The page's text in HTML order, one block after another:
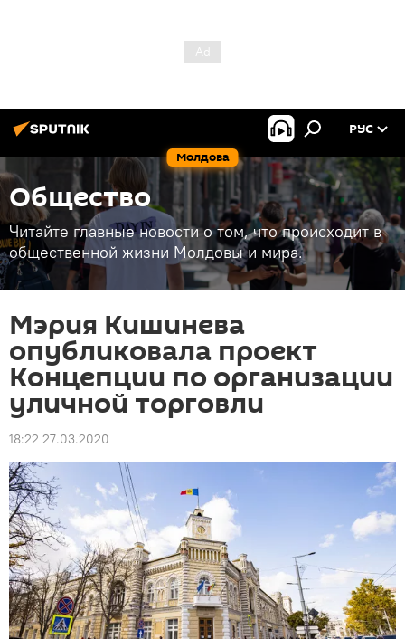
Молдова
РУС
Общество
Читайте главные новости о том, что происходит в
общественной жизни Молдовы и мира.
Мэрия Кишинева
опубликовала проект
Концепции по организации
уличной торговли
18:22 27.03.2020